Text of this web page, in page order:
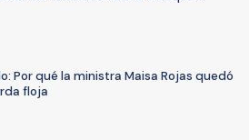
Por qué la ministra Maisa Rojas quedó
floja